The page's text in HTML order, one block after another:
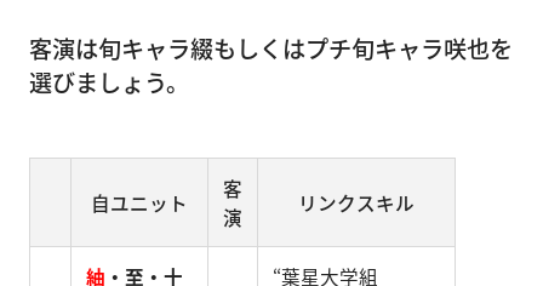
客演は旬キャラ綴もしくはプチ旬キャラ咲也を
選びましょう。
自ユニット
客
演
リンクスキル
紬 ・至・十
“葉星大学組